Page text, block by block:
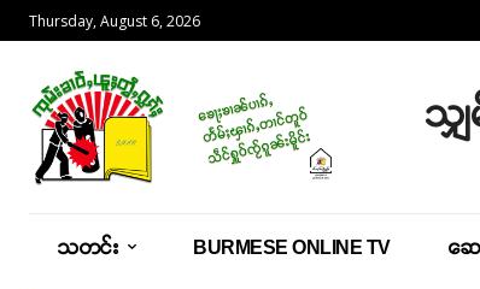
Thursday, August 6, 2026
သ
သတင်း BURMESE ONLINE TV ဆေ